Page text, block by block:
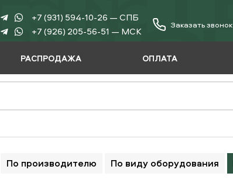
+7 (931) 594-10-26 — СПБ
+7 (926) 205-56-51 — МСК
Заказать звонок
РАСПРОДАЖА ОПЛАТА
По производителю По виду оборудования